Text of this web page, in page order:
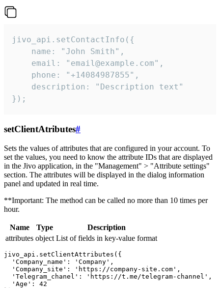
jivo_api.setContactInfo({
    name: "John Smith",
    email: "email@example.com",
    phone: "+14084987855",
    description: "Description text"
});
setClientAtributes#
Sets the values ​​of attributes that are configured in your account. To
set the values, you need to know the attribute IDs that are displayed
in the Jivo application, in the "Management" > "Attribute settings"
section. The attributes will be displayed in the dialog information
panel and updated in real time.
**Important: The method can be called no more than 10 times per
hour.
Name Type
Description
attributes object List of fields in key-value format
jivo_api.setClientAttributes({
  'Company_name': 'Company',
  'Company_site': 'https://company-site.com',
  'Telegram_chanel': 'https://t.me/telegram-channel',
  'Age': 42